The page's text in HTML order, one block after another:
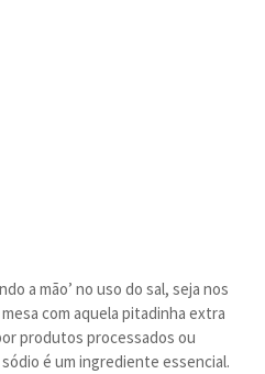
a mão’ no uso do sal, seja nos
com aquela pitadinha extra
produtos processados ou
é um ingrediente essencial.